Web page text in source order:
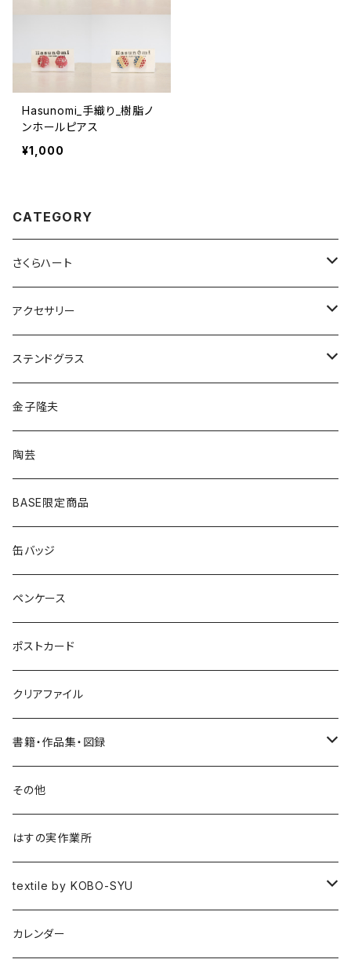
Hasunomi_手織り_樹脂ノ
ンホールピアス
¥1,000
CATEGORY
さくらハート
ペンダント
ゴールド
シルバー
ピアス
ゴールド
シルバー
アクセサリー
ネックレス
ピアス
イヤリング
ヘアゴム
ポニーフック
ブローチ
ステンドグラス
アクセサリー
イヤリング
ピアス
雑貨・小物
金子隆夫
陶芸
BASE限定商品
缶バッジ
ペンケース
ポストカード
クリアファイル
書籍・作品集・図録
書籍
作品集
図録
その他
はすの実作業所
textile by KOBO-SYU
HISASHI IGARASHI
カレンダー